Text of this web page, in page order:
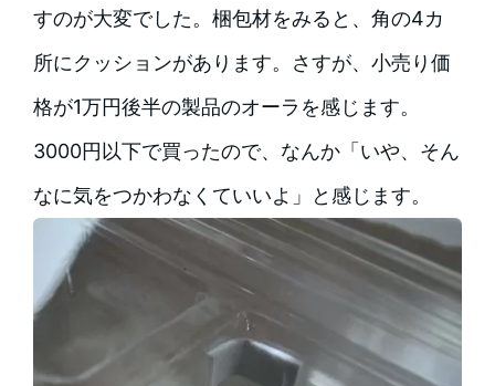
すのが大変でした。梱包材をみると、角の4カ
所にクッションがあります。さすが、小売り価
格が1万円後半の製品のオーラを感じます。
3000円以下で買ったので、なんか「いや、そん
なに気をつかわなくていいよ」と感じます。